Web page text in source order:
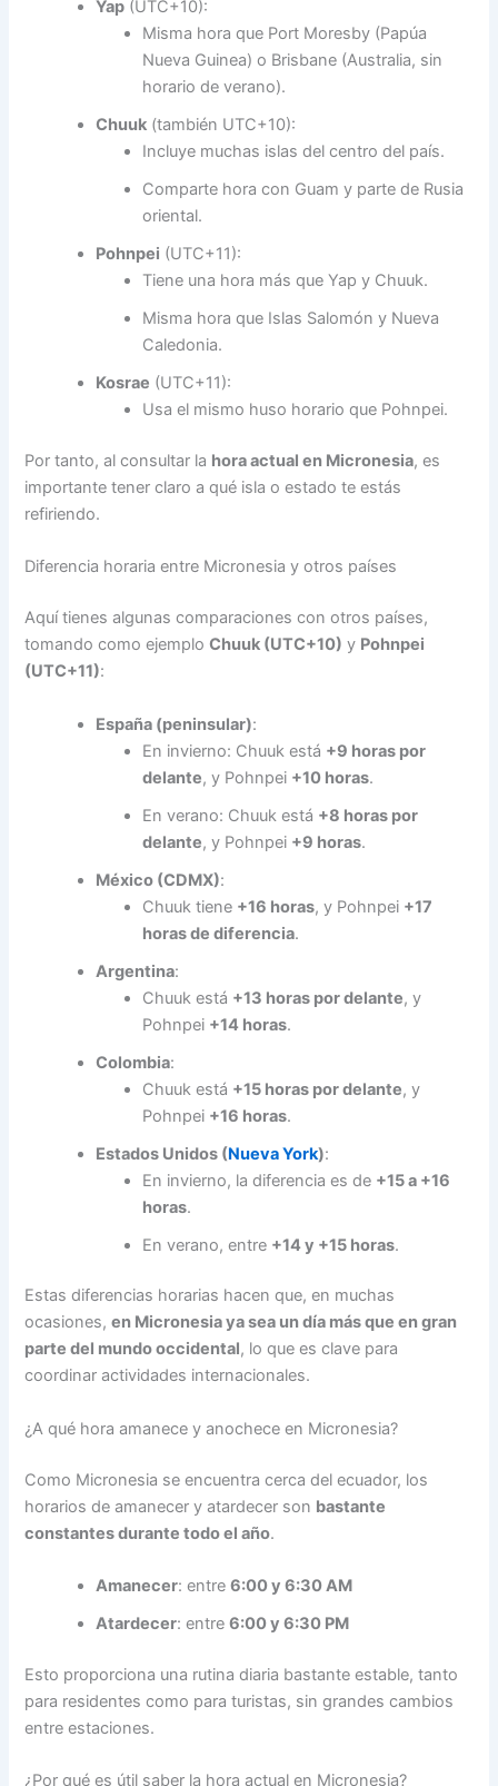
Yap (UTC+10):
Misma hora que Port Moresby (Papúa
Nueva Guinea) o Brisbane (Australia, sin
horario de verano).
Chuuk (también UTC+10):
Incluye muchas islas del centro del país.
Comparte hora con Guam y parte de Rusia
oriental.
Pohnpei (UTC+11):
Tiene una hora más que Yap y Chuuk.
Misma hora que Islas Salomón y Nueva
Caledonia.
Kosrae (UTC+11):
Usa el mismo huso horario que Pohnpei.
Por tanto, al consultar la hora actual en Micronesia, es
importante tener claro a qué isla o estado te estás
refiriendo.
Diferencia horaria entre Micronesia y otros países
Aquí tienes algunas comparaciones con otros países,
tomando como ejemploChuuk (UTC+10) y Pohnpei
(UTC+11):
España (peninsular):
En invierno: Chuuk está +9 horas por
delante, y Pohnpei +10 horas.
En verano: Chuuk está +8 horas por
delante, y Pohnpei +9 horas.
México (CDMX):
Chuuk tiene +16 horas, y Pohnpei +17
horas de diferencia.
Argentina:
Chuuk está +13 horas por delante, y
Pohnpei +14 horas.
Colombia:
Chuuk está +15 horas por delante, y
Pohnpei +16 horas.
Estados Unidos (Nueva York):
En invierno, la diferencia es de +15 a +16
horas.
En verano, entre +14 y +15 horas.
Estas diferencias horarias hacen que, en muchas
ocasiones,en Micronesia ya sea un día más que en gran
parte del mundo occidental, lo que es clave para
coordinar actividades internacionales.
¿A qué hora amanece y anochece en Micronesia?
Como Micronesia se encuentra cerca del ecuador, los
horarios de amanecer y atardecer son bastante
constantes durante todo el año.
Amanecer: entre6:00 y 6:30 AM
Atardecer: entre6:00 y 6:30 PM
Esto proporciona una rutina diaria bastante estable, tanto
para residentes como para turistas, sin grandes cambios
entre estaciones.
¿Por qué es útil saber la hora actual en Micronesia?